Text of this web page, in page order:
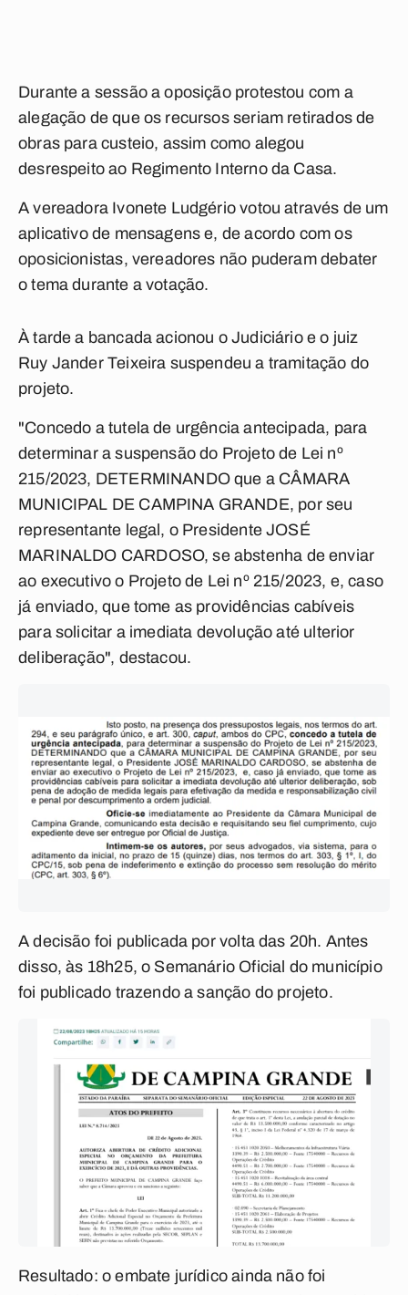
Durante a sessão a oposição protestou com a
alegação de que os recursos seriam retirados de
obras para custeio, assim como alegou
desrespeito ao Regimento Interno da Casa.
A vereadora Ivonete Ludgério votou através de um
aplicativo de mensagens e, de acordo com os
oposicionistas, vereadores não puderam debater
o tema durante a votação.
À tarde a bancada acionou o Judiciário e o juiz
Ruy Jander Teixeira suspendeu a tramitação do
projeto.
"Concedo a tutela de urgência antecipada, para
determinar a suspensão do Projeto de Lei nº
215/2023, DETERMINANDO que a CÂMARA
MUNICIPAL DE CAMPINA GRANDE, por seu
representante legal, o Presidente JOSÉ
MARINALDO CARDOSO, se abstenha de enviar
ao executivo o Projeto de Lei nº 215/2023, e, caso
já enviado, que tome as providências cabíveis
para solicitar a imediata devolução até ulterior
deliberação", destacou.
A decisão foi publicada por volta das 20h. Antes
disso, às 18h25, o Semanário Oficial do município
foi publicado trazendo a sanção do projeto.
Resultado: o embate jurídico ainda não foi